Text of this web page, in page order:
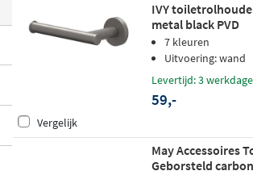
IVY
metal black PVD
7 kleuren
Uitvoering: wand
Levertijd: 3
59,-
Vergelijk
May Accessoires
Geborsteld